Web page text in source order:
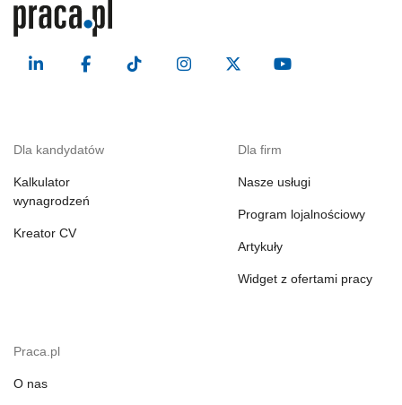
Dla kandydatów
Kalkulator
wynagrodzeń
Kreator CV
Dla firm
Nasze usługi
Program lojalnościowy
Artykuły
Widget z ofertami pracy
Praca.pl
O nas